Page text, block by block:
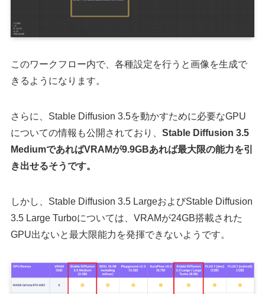
このワークフロー内で、各種設定を行うと画像を生成で
きるようになります。
さらに、Stable Diffusion 3.5を動かすために必要なGPU
についての情報も公開されており、 Stable Diffusion 3.5
MediumであればVRAMが9.9GBあれば最大限の能力を引
き出せるそうです。
しかし、Stable Diffusion 3.5 LargeおよびStable Diffusion
3.5 Large Turboについては、VRAMが24GB搭載された
GPU出ないと最大限能力を発揮できないようです。